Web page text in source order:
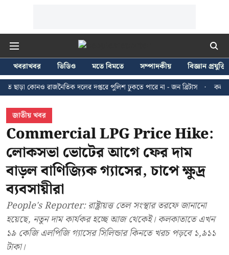
খবরাখবর ভিডিও মতে বিমতে সম্পাদকীয়
বিজ্ঞান প্রযুক্তি
রাজনৈতিক দলের দপ্তরে পুলিশ ঢুকতে পারে না - জন ব্রিটাস
কলকাতায় ২৪
জাতীয় খবর
Commercial LPG Price Hike:
লোকসভা ভোটের আগে ফের দাম
বাড়ল বাণিজ্যিক গ্যাসের, চাপে ক্ষুদ্র
ব্যবসায়ীরা
People's Reporter: রাষ্ট্রায়ত্ত তেল সংস্থার তরফে জানানো
হয়েছে, নতুন দাম কার্যকর হচ্ছে আজ থেকেই। কলকাতাতে এখন
১৯ কেজি এলপিজি গ্যাসের সিলিন্ডার কিনতে খরচ পড়বে ১,৯১১
টাকা।